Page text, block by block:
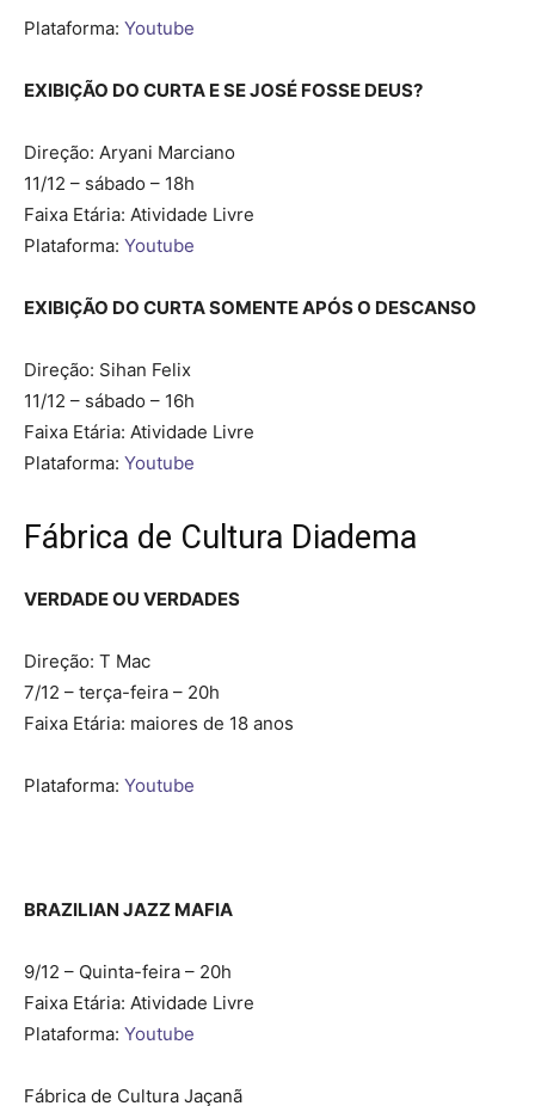
Plataforma: Youtube
EXIBIÇÃO DO CURTA E SE JOSÉ FOSSE DEUS?
Direção: Aryani Marciano
11/12 – sábado – 18h
Faixa Etária: Atividade Livre
Plataforma: Youtube
EXIBIÇÃO DO CURTA SOMENTE APÓS O DESCANSO
Direção: Sihan Felix
11/12 – sábado – 16h
Faixa Etária: Atividade Livre
Plataforma: Youtube
Fábrica de Cultura Diadema
VERDADE OU VERDADES
Direção: T Mac
7/12 – terça-feira – 20h
Faixa Etária: maiores de 18 anos
Plataforma: Youtube
BRAZILIAN JAZZ MAFIA
9/12 – Quinta-feira – 20h
Faixa Etária: Atividade Livre
Plataforma: Youtube
Fábrica de Cultura Jaçanã